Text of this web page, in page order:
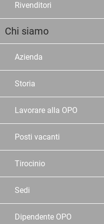
Rivenditori
Chi siamo
Azienda
Storia
Lavorare alla OPO
Posti vacanti
Tirocinio
Sedi
Dipendente OPO